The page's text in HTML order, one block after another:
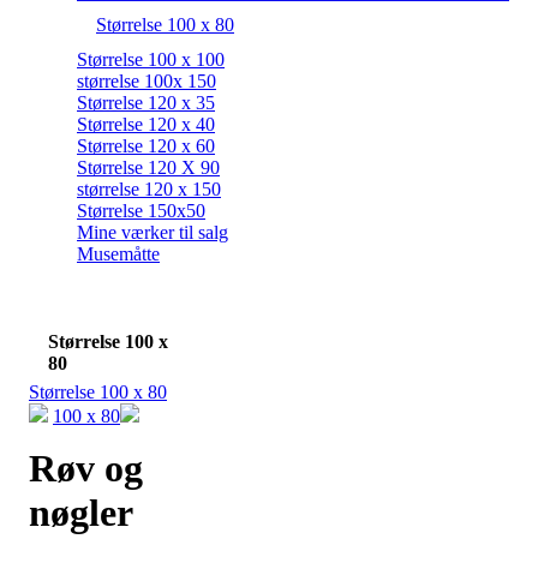
Størrelse 100 x 80
Størrelse 100 x 100
størrelse 100x 150
Størrelse 120 x 35
Størrelse 120 x 40
Størrelse 120 x 60
Størrelse 120 X 90
størrelse 120 x 150
Størrelse 150x50
Mine værker til salg
Musemåtte
Størrelse 100 x
80
Størrelse 100 x 80
100 x 80
Røv og
nøgler